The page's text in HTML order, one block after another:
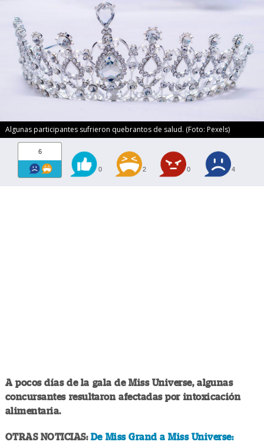
Algunas participantes sufrieron quebrantos de salud. (Foto: Pexels)
6
0 2 0 4
A pocos días de la gala de Miss Universe, algunas
concursantes resultaron afectadas por intoxicación
alimentaria.
OTRAS NOTICIAS: De Miss Grand a Miss Universe: